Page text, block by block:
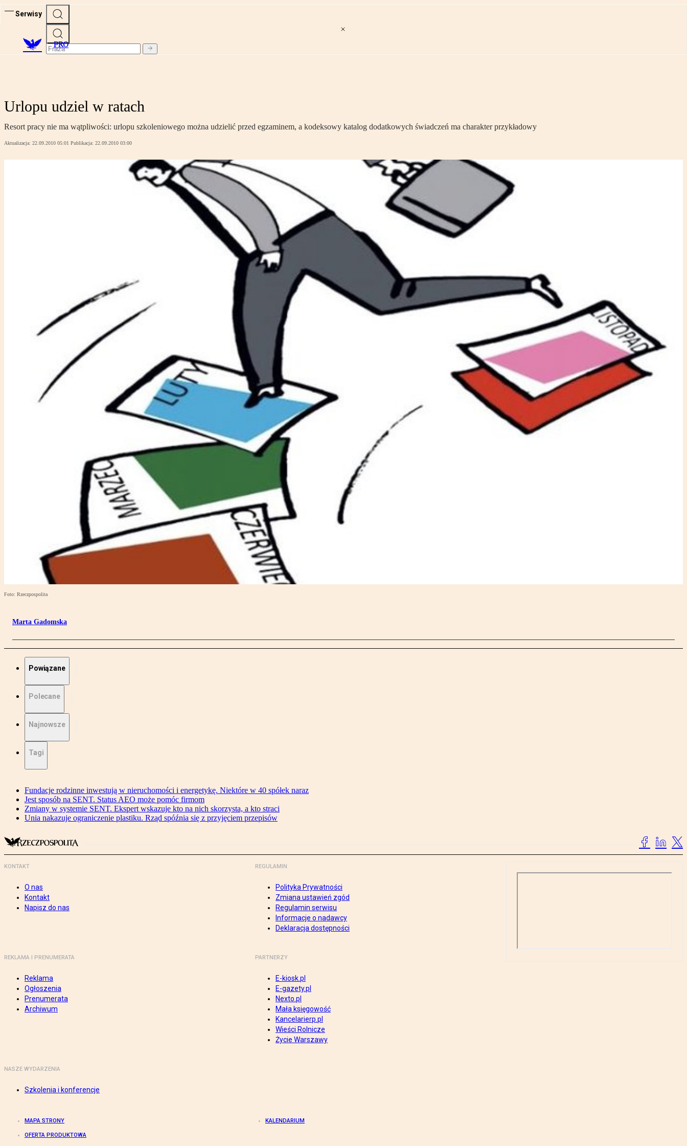
Serwisy
PRO
Urlopu udziel w ratach
Resort pracy nie ma wątpliwości: urlopu szkoleniowego można udzielić przed egzaminem, a kodeksowy katalog dodatkowych świadczeń ma charakter przykładowy
Aktualizacja: 22.09.2010 05:01 Publikacja: 22.09.2010 03:00
Foto: Rzeczpospolita
Marta Gadomska
Powiązane
Polecane
Najnowsze
Tagi
Fundacje rodzinne inwestują w nieruchomości i energetykę. Niektóre w 40 spółek naraz
Jest sposób na SENT. Status AEO może pomóc firmom
Zmiany w systemie SENT. Ekspert wskazuje kto na nich skorzysta, a kto straci
Unia nakazuje ograniczenie plastiku. Rząd spóźnia się z przyjęciem przepisów
KONTAKT
O nas
Kontakt
Napisz do nas
REGULAMIN
Polityka Prywatności
Zmiana ustawień zgód
Regulamin serwisu
Informacje o nadawcy
Deklaracja dostępności
REKLAMA I PRENUMERATA
Reklama
Ogłoszenia
Prenumerata
Archiwum
PARTNERZY
E-kiosk.pl
E-gazety.pl
Nexto.pl
Mała księgowość
Kancelarierp.pl
Wieści Rolnicze
Życie Warszawy
NASZE WYDARZENIA
Szkolenia i konferencje
MAPA STRONY KALENDARIUM
OFERTA PRODUKTOWA